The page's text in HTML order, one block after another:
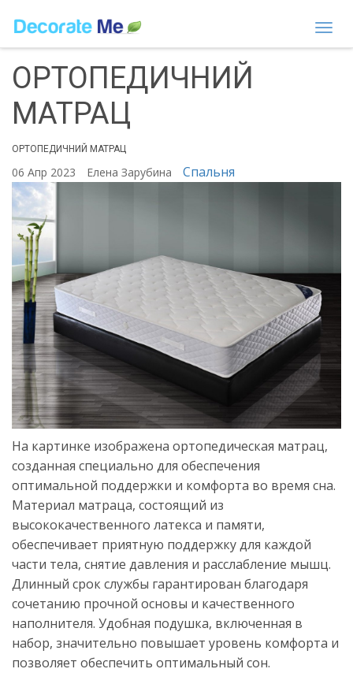
ОРТОПЕДИЧНИЙ
МАТРАЦ
ОРТОПЕДИЧНИЙ МАТРАЦ
06 Апр 2023 Елена Зарубина Спальня
На картинке изображена ортопедическая матрац,
созданная специально для обеспечения
оптимальной поддержки и комфорта во время сна.
Материал матраца, состоящий из
высококачественного латекса и памяти,
обеспечивает приятную поддержку для каждой
части тела, снятие давления и расслабление мышц.
Длинный срок службы гарантирован благодаря
сочетанию прочной основы и качественного
наполнителя. Удобная подушка, включенная в
набор, значительно повышает уровень комфорта и
позволяет обеспечить оптимальный сон.